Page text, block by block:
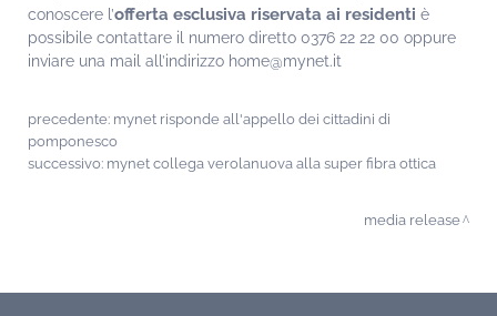
conoscere l’offerta esclusiva riservata ai residenti è
possibile contattare il numero diretto 0376 22 22 00 oppure
inviare una mail all’indirizzo home@mynet.it
precedente: mynet risponde all'appello dei cittadini di
pomponesco
successivo: mynet collega verolanuova alla super fibra ottica
media release